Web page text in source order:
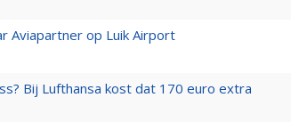
Aviapartner op Luik Airport
Bij Lufthansa kost dat 170 euro extra